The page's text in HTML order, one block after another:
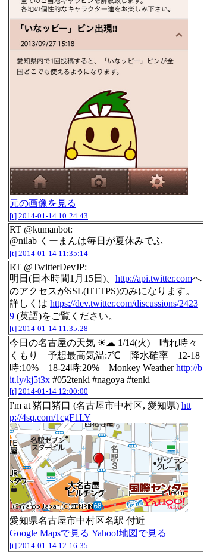
元の画像を見る
[t] 2014-01-14 10:24:43
RT @kumanbot:
@nilab くーまんは毎日が夏休みでふ
[t] 2014-01-14 11:35:14
RT @TwitterDevJP:
明日(日本時間1月15日)、 http://api.twitter.comへ
のアクセスがSSL(HTTPS)のみになります。
詳しくは https://dev.twitter.com/discussions/2423
9 (英語)をご覧ください。
[t] 2014-01-14 11:35:28
今日の名古屋の天気 ☀☁ 1/14(火) 晴れ時々
くもり 予想最高気温:7℃ 降水確率 12-18
時:10% 18-24時:20% Monkey Weatherhttp://b
it.ly/kj5t3x #052tenki #nagoya #tenki
[t] 2014-01-14 12:00:00
I'm at 猪口猪口 (名古屋市中村区, 愛知県) htt
p://4sq.com/1cgF1LY
愛知県名古屋市中村区名駅 付近
Google Mapsで見る Yahoo!地図で見る
[t] 2014-01-14 12:16:35